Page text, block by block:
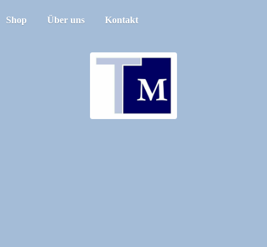
Shop Über uns Kontakt